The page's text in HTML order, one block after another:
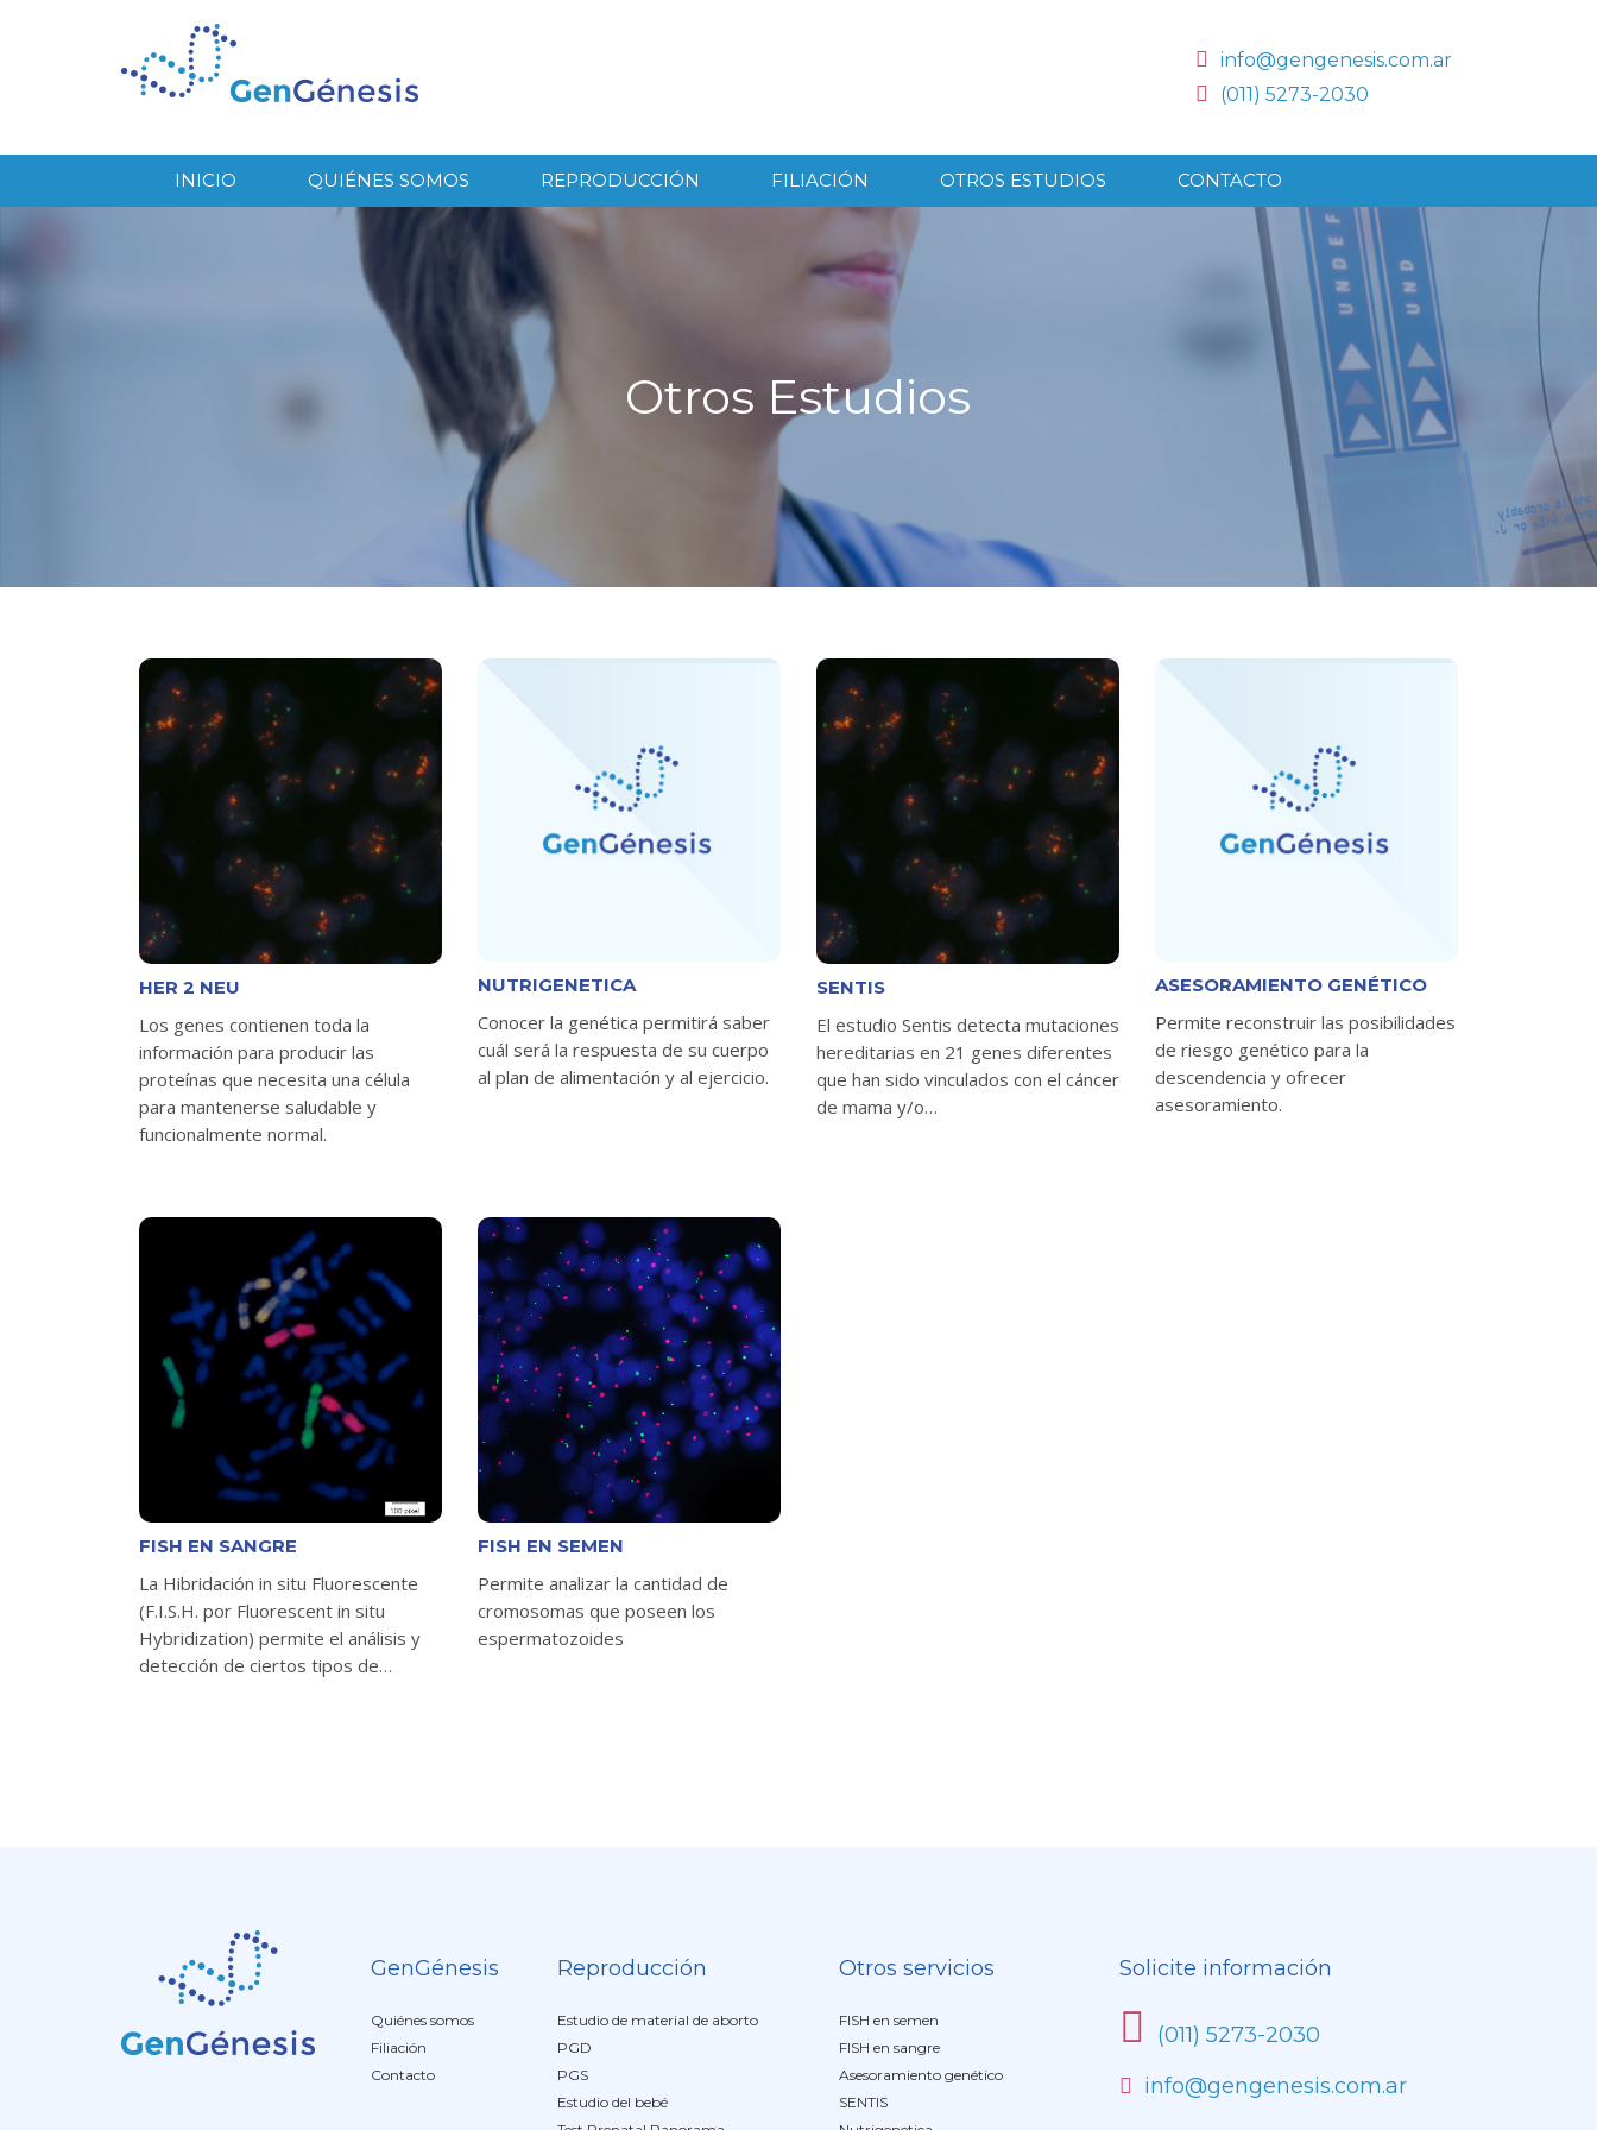
info@gengenesis.com.ar
(011) 5273-2030
INICIO QUIÉNES SOMOS REPRODUCCIÓN FILIACIÓN OTROS ESTUDIOS CONTACTO
Otros Estudios
HER 2 NEU
Los genes contienen toda la
información para producir las
proteínas que necesita una célula
para mantenerse saludable y
funcionalmente normal.
NUTRIGENETICA
Conocer la genética permitirá saber
cuál será la respuesta de su cuerpo
al plan de alimentación y al ejercicio.
SENTIS
El estudio Sentis detecta mutaciones
hereditarias en 21 genes diferentes
que han sido vinculados con el cáncer
de mama y/o…
ASESORAMIENTO GENÉTICO
Permite reconstruir las posibilidades
de riesgo genético para la
descendencia y ofrecer
asesoramiento.
FISH EN SANGRE
La Hibridación in situ Fluorescente
(F.I.S.H. por Fluorescent in situ
Hybridization) permite el análisis y
detección de ciertos tipos de…
FISH EN SEMEN
Permite analizar la cantidad de
cromosomas que poseen los
espermatozoides
GenGénesis
Quiénes somos
Filiación
Contacto
Reproducción
Estudio de material de aborto
PGD
PGS
Estudio del bebé
Otros servicios
FISH en semen
FISH en sangre
Asesoramiento genético
SENTIS
Solicite información
(011) 5273-2030
info@gengenesis.com.ar